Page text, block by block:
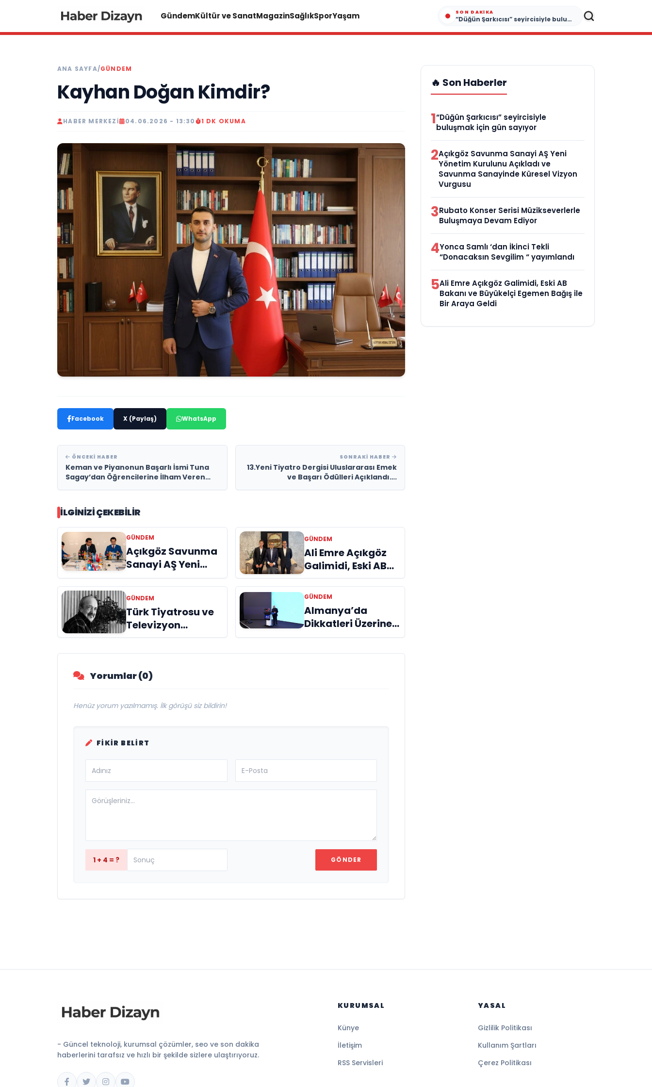
GündemKültür ve SanatMagazinSağlıkSporYaşam SON DAKIKA
“Düğün Şarkıcısı” seyircisiyle buluşmak için gün sayıyor
ANA SAYFA/GÜNDEM
Kayhan Doğan Kimdir?
HABER MERKEZI 04.06.2026 - 13:30 1 DK OKUMA
Facebook X (Paylaş) WhatsApp
ÖNCEKI HABER
Keman ve Piyanonun Başarlı İsmi Tuna
Sagay’dan Öğrencilerine İlham Veren
SONRAKI HABER
13.Yeni Tiyatro Dergisi Uluslararası Emek
ve Başarı Ödülleri Açıklandı….
İLGINIZI ÇEKEBILIR
GÜNDEM
Açıkgöz Savunma
Sanayi AŞ Yeni
Yönetim Kurulunu
Açıkladı ve
Savunma
Sanayinde Küresel
Vizyon Vurgusu
GÜNDEM
Ali Emre Açıkgöz
Galimidi, Eski AB
Bakanı ve
Büyükelçi Egemen
Bağış ile Bir Araya
Geldi
GÜNDEM
Türk Tiyatrosu ve
Televizyon
Dünyasının Usta
İsmi Can Kolukısa
GÜNDEM
Almanya’da
Dikkatleri Üzerine
Çeken Türk
Firması: Taşyapı
Yorumlar (0)
Henüz yorum yazılmamış. İlk görüşü siz bildirin!
FIKIR BELIRT
1 + 4 = ? GÖNDER
🔥 Son Haberler
1“Düğün Şarkıcısı” seyircisiyle
buluşmak için gün sayıyor
2Açıkgöz Savunma Sanayi AŞ Yeni
Yönetim Kurulunu Açıkladı ve
Savunma Sanayinde Küresel Vizyon
Vurgusu
3Rubato Konser Serisi Müzikseverlerle
Buluşmaya Devam Ediyor
4Yonca Samlı ‘dan İkinci Tekli
“Donacaksın Sevgilim “ yayımlandı
5Ali Emre Açıkgöz Galimidi, Eski AB
Bakanı ve Büyükelçi Egemen Bağış ile
Bir Araya Geldi
- Güncel teknoloji, kurumsal çözümler, seo ve son dakika
haberlerini tarafsız ve hızlı bir şekilde sizlere ulaştırıyoruz.
KURUMSAL
Künye
İletişim
RSS Servisleri
YASAL
Gizlilik Politikası
Kullanım Şartları
Çerez Politikası